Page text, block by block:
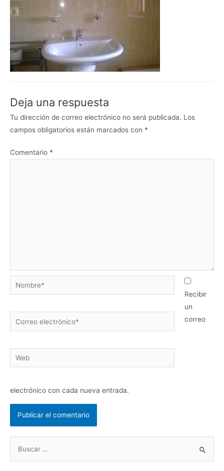
Deja una respuesta
Tu dirección de correo electrónico no será publicada. Los
campos obligatorios están marcados con *
Comentario *
Nombre*
Correo
electrónico*
Web
Recibir
un
correo
electrónico con cada nueva entrada.